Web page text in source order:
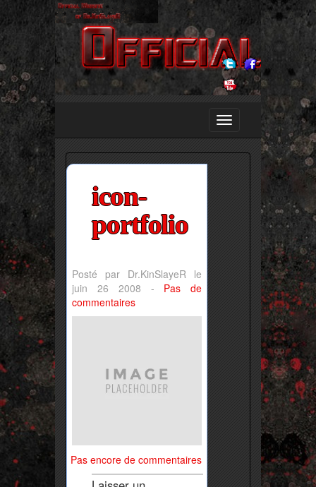
icon-
portfolio
Posté par Dr.KinSlayeR le
juin 26 2008 - Pas de
commentaires
Pas encore de commentaires